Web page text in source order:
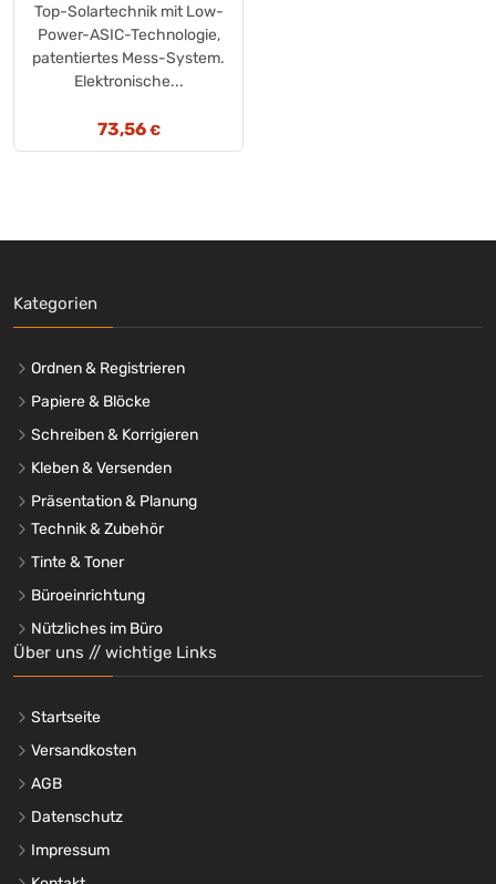
Top-Solartechnik mit Low-
Power-ASIC-Technologie,
patentiertes Mess-System.
Elektronische...
73,56€
Kategorien
Ordnen & Registrieren
Papiere & Blöcke
Schreiben & Korrigieren
Kleben & Versenden
Präsentation & Planung
Technik & Zubehör
Tinte & Toner
Büroeinrichtung
Nützliches im Büro
Über uns // wichtige Links
Startseite
Versandkosten
AGB
Datenschutz
Impressum